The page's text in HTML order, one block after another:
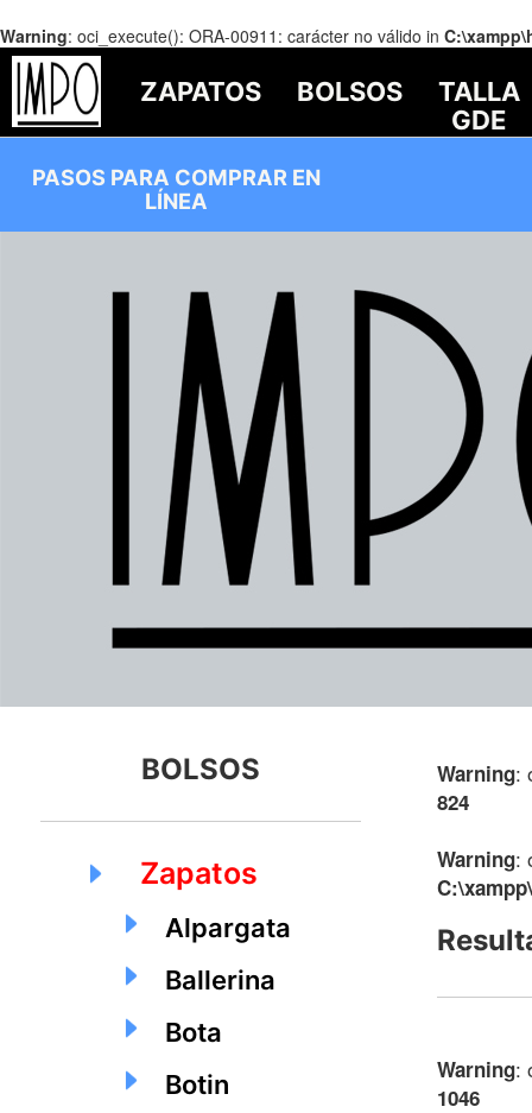
Warning: oci_execute(): ORA-00911: carácter no válido in
ZAPATOS BOLSOS
TALLA
GDE
PASOS PARA COMPRAR EN
LÍNEA
BOLSOS
Zapatos
Alpargata
Ballerina
Bota
Botin
Warning:
824
Warning:
Warning:
1046